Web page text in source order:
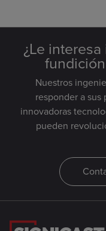
¿Le
Nuestros
responder a sus
innovadoras
pueden